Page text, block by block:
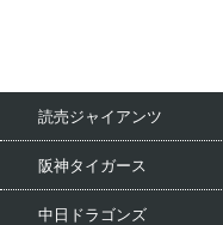
読売ジャイアンツ
阪神タイガース
中日ドラゴンズ